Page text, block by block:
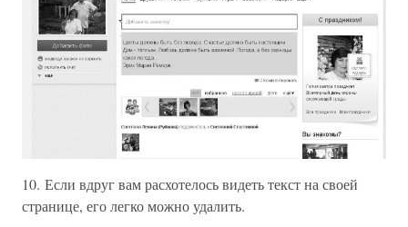
10. Если вдруг вам расхотелось видеть текст на своей
странице, его легко можно удалить.